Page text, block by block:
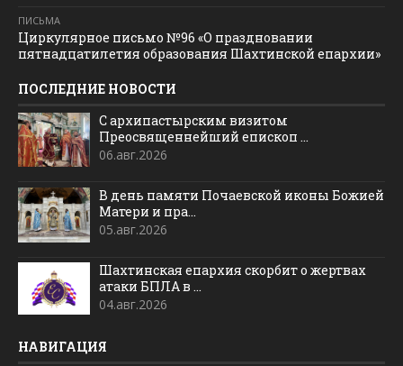
ПИСЬМА
Циркулярное письмо №96 «О праздновании
пятнадцатилетия образования Шахтинской епархии»
ПОСЛЕДНИЕ НОВОСТИ
С архипастырским визитом
Преосвященнейший епископ ...
06.авг.2026
В день памяти Почаевской иконы Божией
Матери и пра...
05.авг.2026
Шахтинская епархия скорбит о жертвах
атаки БПЛА в ...
04.авг.2026
НАВИГАЦИЯ